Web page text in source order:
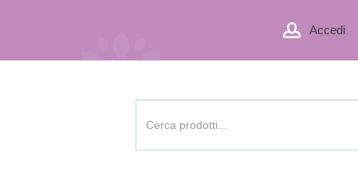
Accedi
Prodotto